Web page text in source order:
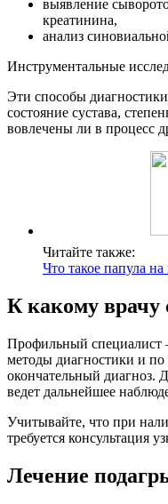
выявление
креатинина,
анализ
Инструментальные
Эти способы
состояние сустава,
вовлечены ли в процесс
Читайте также:
Что такое папула
К какому врачу
Профильный специалист
методы диагностики и по
окончательный диагноз.
ведет дальнейшее
Учитывайте, что при
требуется консультация
Лечение